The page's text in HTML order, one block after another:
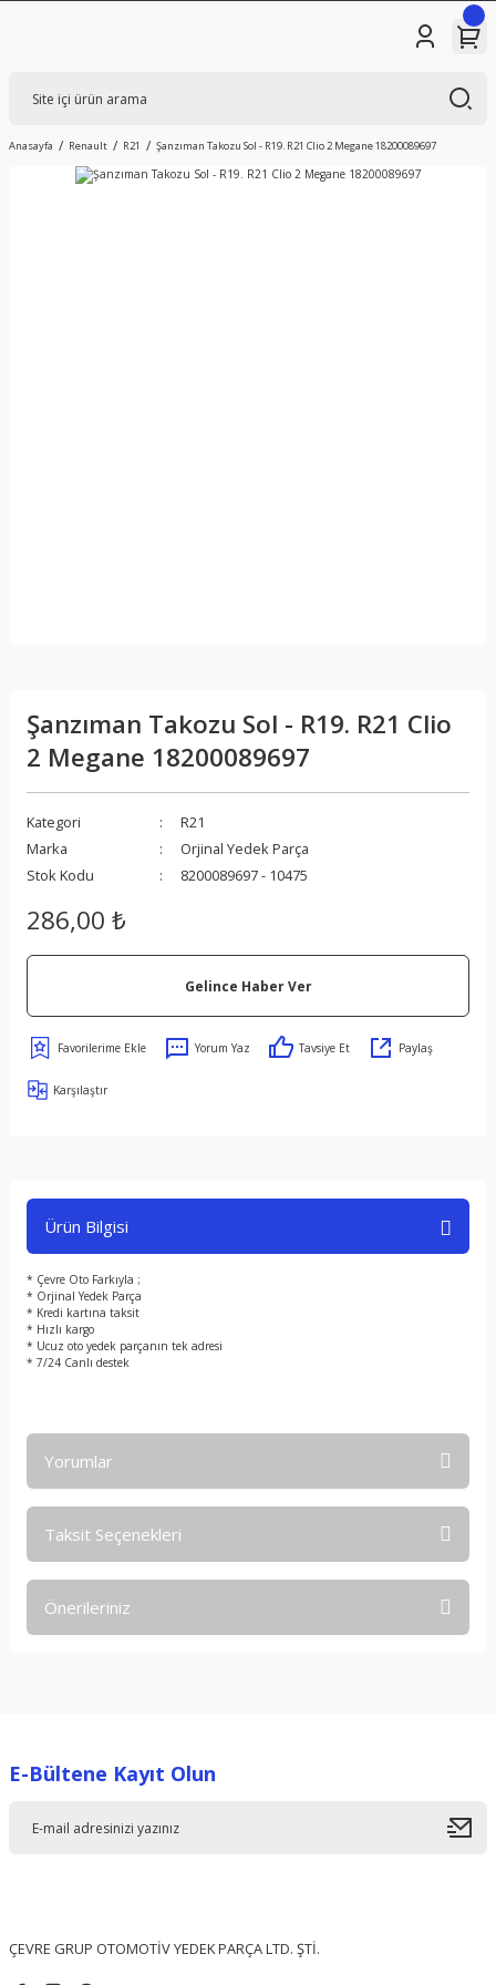
Anasayfa Renault R21 Şanzıman Takozu Sol - R19. R21 Clio 2 Megane 18200089697
Şanzıman Takozu Sol - R19. R21 Clio
2 Megane 18200089697
Kategori
R21
Marka
Orjinal Yedek Parça
Stok Kodu
8200089697 - 10475
286,00 ₺
Gelince Haber Ver
Yorum Yaz Tavsiye Et Paylaş
Karşılaştır
Ürün Bilgisi
* Çevre Oto Farkıyla ;
* Orjinal Yedek Parça
* Kredi kartına taksit
* Hızlı kargo
* Ucuz oto yedek parçanın tek adresi
* 7/24 Canlı destek
Yorumlar
Taksit Seçenekleri
Önerileriniz
Ürün resmi kalitesiz, bozuk veya görüntülenemiyor.
E-Bültene Kayıt Olun
ÇEVRE GRUP OTOMOTİV YEDEK PARÇA LTD. ŞTİ.